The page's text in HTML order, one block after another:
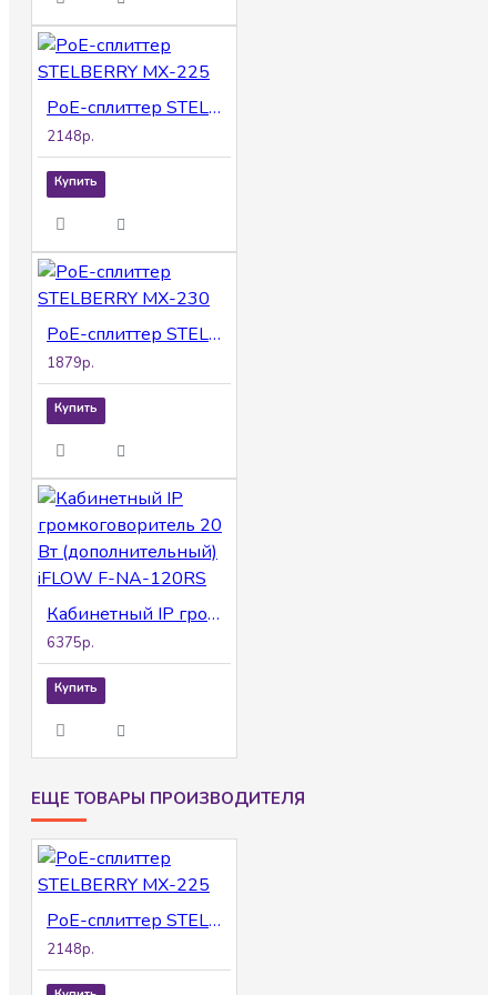
Система оповещения в кассах речных
вокзалов для объявлений об отправлении
Громкая связь в кассах автовокзалов для
объявлений автобусных маршрутов и вызова
водителей.
PoE-сплиттер STELBERRY MX-225
2148р.
Купить
PoE-сплиттер STELBERRY MX-230
1879р.
Купить
Кабинетный IP громкоговоритель 20 Вт (дополнительный) iFLOW F-NA-120RS
6375р.
Купить
ЕЩЕ ТОВАРЫ ПРОИЗВОДИТЕЛЯ
PoE-сплиттер STELBERRY MX-225
2148р.